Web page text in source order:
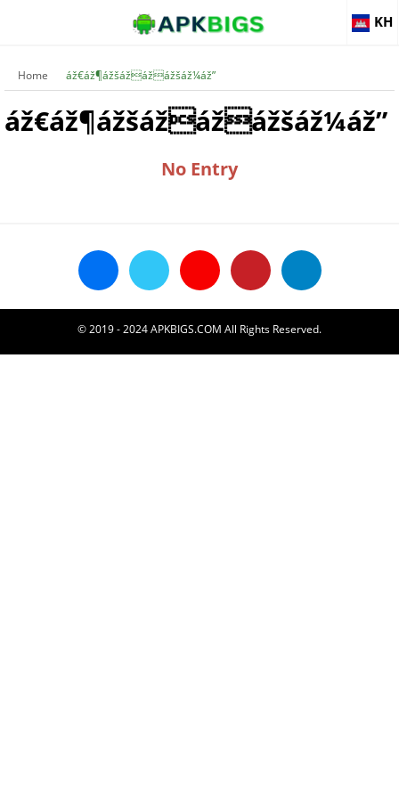
KH
Home áž€áž¶ážšážážážšáž¼áž”
áž€áž¶ážšážážážšáž¼áž”
No Entry
© 2019 - 2024 APKBIGS.COM All Rights Reserved.